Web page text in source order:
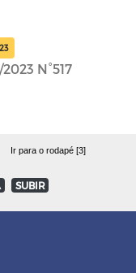
N°517
Ir para o rodapé [3]
SUBIR